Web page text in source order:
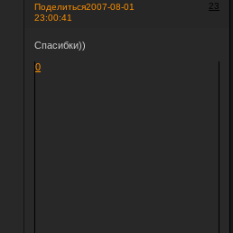
Поделиться 23
2007-08-01
23:00:41
Спасибки))
0